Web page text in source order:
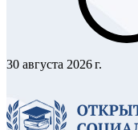
30 августа 2026 г.